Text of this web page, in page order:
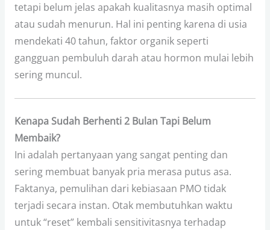
tetapi belum jelas apakah kualitasnya masih optimal
atau sudah menurun. Hal ini penting karena di usia
mendekati 40 tahun, faktor organik seperti
gangguan pembuluh darah atau hormon mulai lebih
sering muncul.
Kenapa Sudah Berhenti 2 Bulan Tapi Belum
Membaik?
Ini adalah pertanyaan yang sangat penting dan
sering membuat banyak pria merasa putus asa.
Faktanya, pemulihan dari kebiasaan PMO tidak
terjadi secara instan. Otak membutuhkan waktu
untuk “reset” kembali sensitivitasnya terhadap